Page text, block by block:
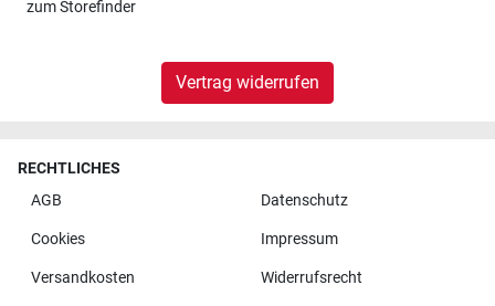
zumStorefinder
Vertrag widerrufen
RECHTLICHES
AGB
Datenschutz
Cookies Impressum
Versandkosten Widerrufsrecht